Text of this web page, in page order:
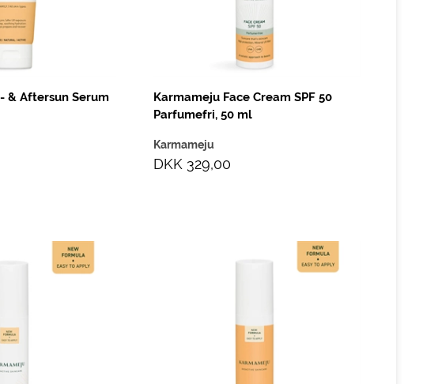
& Aftersun Serum
Karmameju Face Cream SPF 50
Parfumefri, 50 ml
Karmameju
DKK 329,00